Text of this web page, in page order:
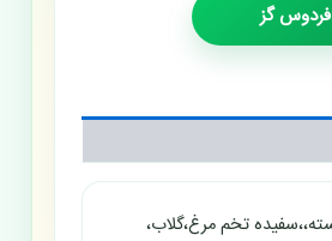
فردوس گز
تخم مرغ،گلاب،